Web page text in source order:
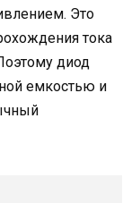
Это
тока
диод
емкостью и